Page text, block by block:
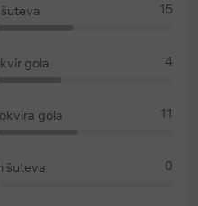
15
gola 4
gola 11
šuteva 0